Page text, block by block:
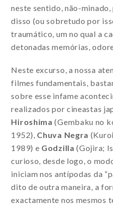
neste sentido, não-
disso (ou sobretudo por
traumático, um no qual a
detonadas memórias,
Neste excurso, a nossa
filmes fundamentais,
sobre esse infame
realizados por cineastas
Hiroshima (Gembaku no
1952), Chuva Negra
1989) e Godzilla (Gojira;
curioso, desde logo, o
iniciam nos antípodas da
dito de outra maneira, a
exactamente nos mesmos